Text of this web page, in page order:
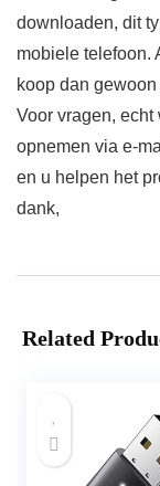
downloaden, dit
mobiele telefoon.
koop dan
Voor vragen, echt
opnemen via e-
en u helpen het
dank,
Related